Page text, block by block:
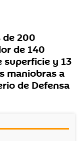
200
de 140
superficie y 13
maniobras a
de Defensa